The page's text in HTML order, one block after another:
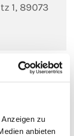
zu
anbieten
1, 89073